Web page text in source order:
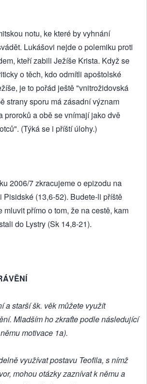
notu, ke které by vyhnání
Lukášovi nejde o polemiku proti
kteří zabili Ježíše Krista. Když se
o těch, kdo odmítli apoštolské
je to pořád ještě "vnitrožidovská
strany sporu má zásadní význam
proroků a obě se vnímají jako dvě
(Týká se i příští úlohy.)
2006/7 zkracujeme o epizodu na
Pisidské (13,6-52). Budete-li příště
mluvit přímo o tom, že na cestě, kam
do Lystry (Sk 14,8-21).
a starší šk. věk můžete využít
Mladším ho zkraťte podle následující
motivace 1a).
využívat postavu Teofila, s nímž
mohou otázky zaznívat k němu a